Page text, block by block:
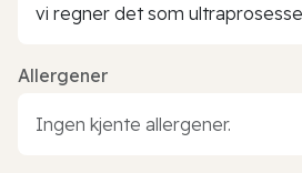
vi regner det som
Allergener
Ingen kjente allergener.